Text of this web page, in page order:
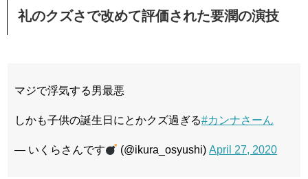
礼のクズさで改めて評価された要潤の演技
マジで浮気する男最悪
しかも子供の誕生日にとかクズ過ぎる#カンナさーん
— いくらさんです (@ikura_osyushi)April 27, 2020